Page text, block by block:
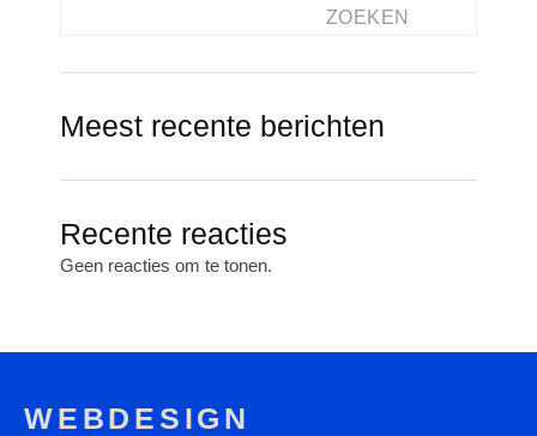
ZOEKEN
Meest recente berichten
Recente reacties
Geen reacties om te tonen.
WEBDESIGN